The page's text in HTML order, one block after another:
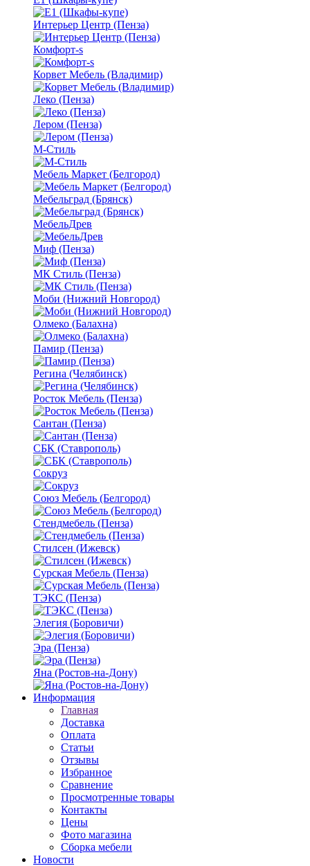
Интерьер Центр (Пенза)
Комфорт-s
Корвет Мебель (Владимир)
Леко (Пенза)
Лером (Пенза)
М-Стиль
Мебель Маркет (Белгород)
Мебельград (Брянск)
МебельДрев
Миф (Пенза)
МК Стиль (Пенза)
Моби (Нижний Новгород)
Олмеко (Балахна)
Памир (Пенза)
Регина (Челябинск)
Росток Мебель (Пенза)
Сантан (Пенза)
СБК (Ставрополь)
Сокруз
Союз Мебель (Белгород)
Стендмебель (Пенза)
Стилсен (Ижевск)
Сурская Мебель (Пенза)
ТЭКС (Пенза)
Элегия (Боровичи)
Эра (Пенза)
Яна (Ростов-на-Дону)
Информация
Главная
Доставка
Оплата
Статьи
Отзывы
Избранное
Сравнение
Просмотренные товары
Контакты
Цены
Фото магазина
Сборка мебели
Новости